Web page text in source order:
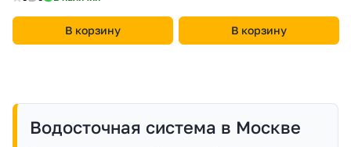
В корзину В корзину
Водосточная система в Москве